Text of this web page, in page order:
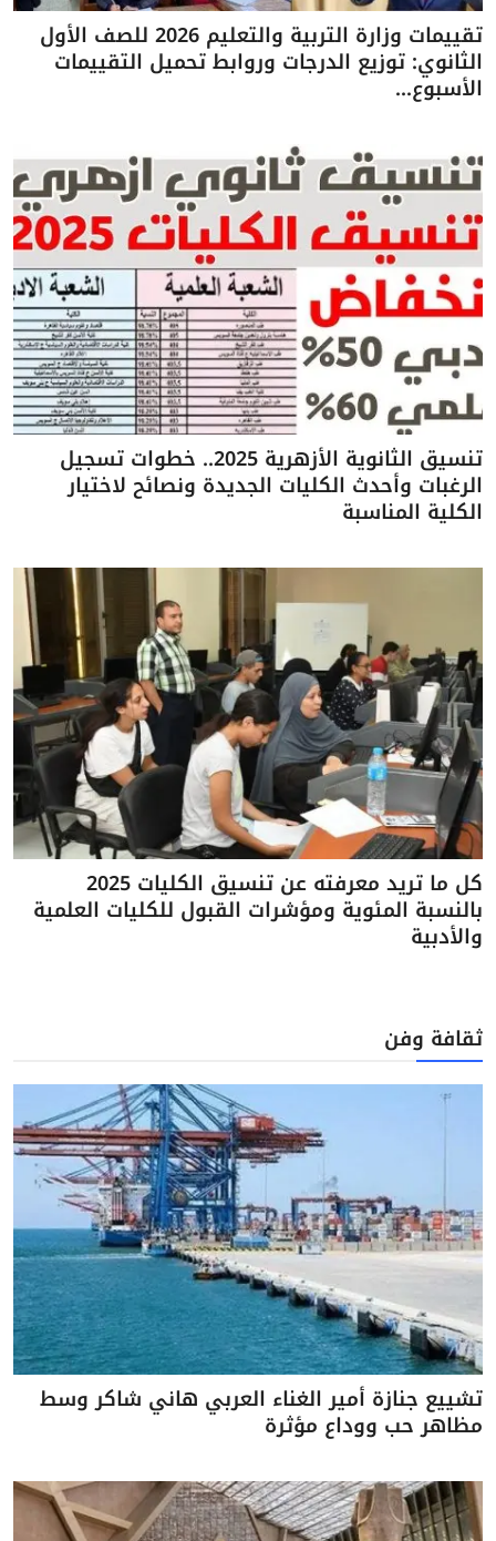
تقييمات وزارة التربية والتعليم 2026 للصف الأول
الثانوي: توزيع الدرجات وروابط تحميل التقييمات
الأسبوع...
تنسيق الثانوية الأزهرية 2025.. خطوات تسجيل
الرغبات وأحدث الكليات الجديدة ونصائح لاختيار
الكلية المناسبة
كل ما تريد معرفته عن تنسيق الكليات 2025
بالنسبة المئوية ومؤشرات القبول للكليات العلمية
والأدبية
ثقافة وفن
تشييع جنازة أمير الغناء العربي هاني شاكر وسط
مظاهر حب ووداع مؤثرة